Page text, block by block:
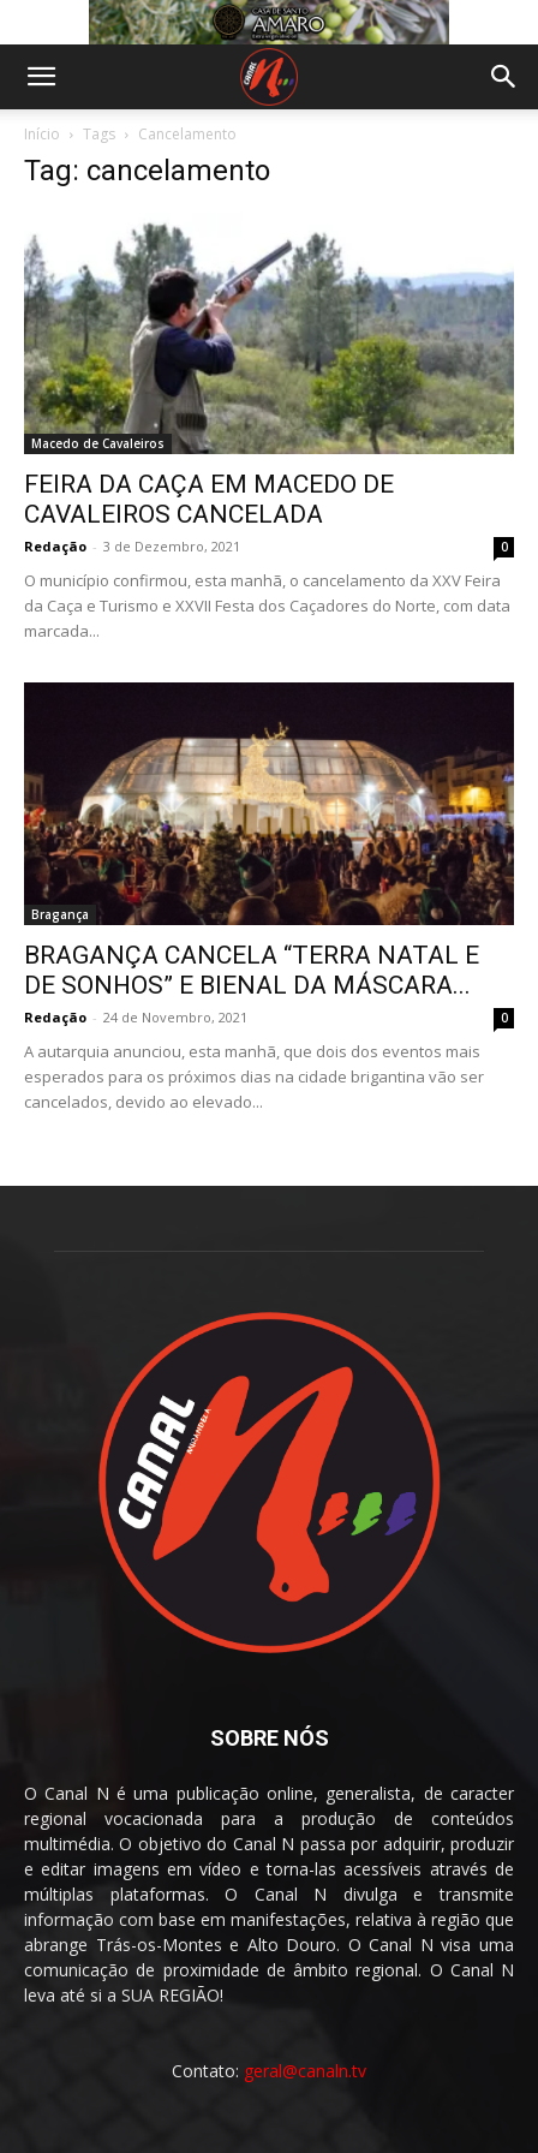
Início Tags Cancelamento
Tag: cancelamento
Macedo de Cavaleiros
FEIRA DA CAÇA EM MACEDO DE
CAVALEIROS CANCELADA
Redação - 3 de Dezembro, 2021 0
O município confirmou, esta manhã, o cancelamento da XXV Feira
da Caça e Turismo e XXVII Festa dos Caçadores do Norte, com data
marcada...
Bragança
BRAGANÇA CANCELA “TERRA NATAL E
DE SONHOS” E BIENAL DA MÁSCARA...
Redação - 24 de Novembro, 2021 0
A autarquia anunciou, esta manhã, que dois dos eventos mais
esperados para os próximos dias na cidade brigantina vão ser
cancelados, devido ao elevado...
SOBRE NÓS
O Canal N é uma publicação online, generalista, de caracter
regional vocacionada para a produção de conteúdos
multimédia. O objetivo do Canal N passa por adquirir, produzir
e editar imagens em vídeo e torna-las acessíveis através de
múltiplas plataformas. O Canal N divulga e transmite
informação com base em manifestações, relativa à região que
abrange Trás-os-Montes e Alto Douro. O Canal N visa uma
comunicação de proximidade de âmbito regional. O Canal N
leva até si a SUA REGIÃO!
Contato: geral@canaln.tv